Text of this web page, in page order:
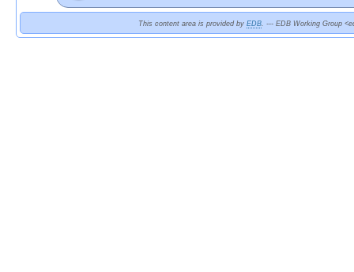
This content area is provided by EDB. --- EDB Working Group